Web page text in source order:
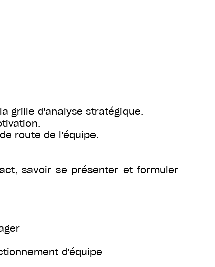
grille d'analyse stratégique.
route de l'équipe.
savoir se présenter et formuler
d'équipe